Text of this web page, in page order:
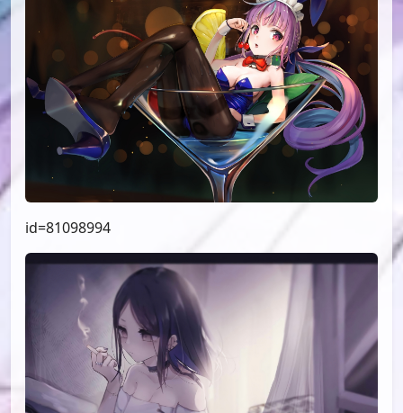
id=81098994